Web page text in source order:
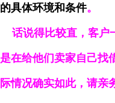
的具体环境和条件。
话说得比较直，客户
是在给他们卖家自己找
际情况确实如此，请亲